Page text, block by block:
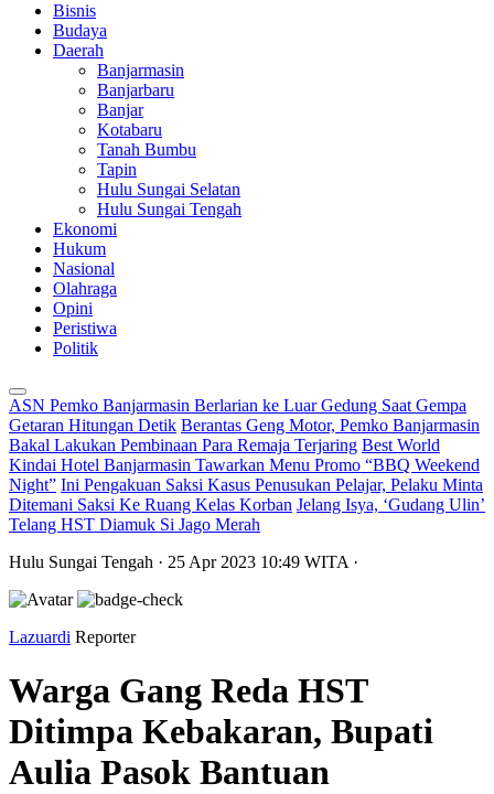
Bisnis
Budaya
Daerah
Banjarmasin
Banjarbaru
Banjar
Kotabaru
Tanah Bumbu
Tapin
Hulu Sungai Selatan
Hulu Sungai Tengah
Ekonomi
Hukum
Nasional
Olahraga
Opini
Peristiwa
Politik
ASN Pemko Banjarmasin Berlarian ke Luar Gedung Saat Gempa
Getaran Hitungan Detik Berantas Geng Motor, Pemko Banjarmasin
Bakal Lakukan Pembinaan Para Remaja Terjaring Best World
Kindai Hotel Banjarmasin Tawarkan Menu Promo “BBQ Weekend
Night” Ini Pengakuan Saksi Kasus Penusukan Pelajar, Pelaku Minta
Ditemani Saksi Ke Ruang Kelas Korban Jelang Isya, ‘Gudang Ulin’
Telang HST Diamuk Si Jago Merah
Hulu Sungai Tengah · 25 Apr 2023 10:49 WITA ·
Lazuardi Reporter
Warga Gang Reda HST
Ditimpa Kebakaran, Bupati
Aulia Pasok Bantuan